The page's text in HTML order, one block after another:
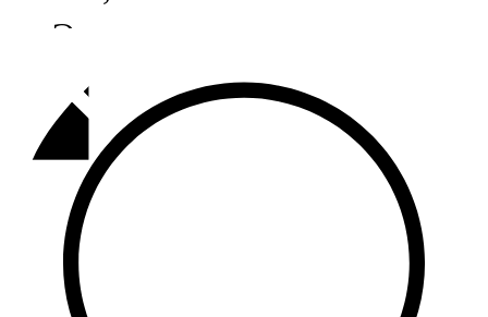
Әлмәт
92,9 FM
Базарлы матак
107,1 FM
Балык бистәсе
104,9 FM